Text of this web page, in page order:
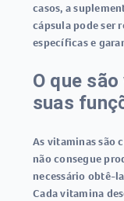
casos, a
cápsulapode ser
específicas e
O que
suas
As vitaminas são
não consegue
necessário obtê-
Cada vitamina